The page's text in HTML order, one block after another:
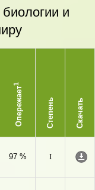
и
Опережает
1
Степень Скачать
97 %
I